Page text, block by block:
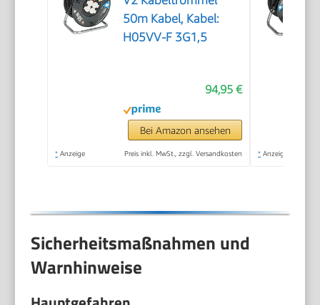
50m Kabel, Kabel:
H05VV-F 3G1,5
94,95 €
Bei Amazon ansehen
* Anzeige Preis inkl. MwSt., zzgl. Versandkosten * Anzeige
Sicherheitsmaßnahmen und
Warnhinweise